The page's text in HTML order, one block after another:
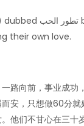
dubbed تطور الحب
their own love.
路向前，事业成
安，只想做60分就
他们不甘心在三